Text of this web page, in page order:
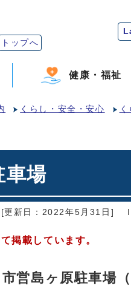
トップへ
健康・福祉
くらし・安全・安心 く
車場
[更新日：2022年5月31日]
掲載しています。
営島ヶ原駐車場